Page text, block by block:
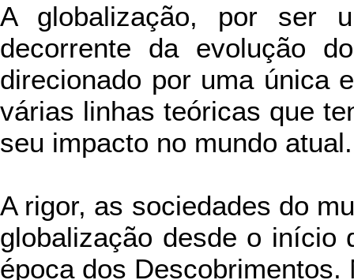
A globalização, por ser
decorrente da evolução
direcionado por uma única
várias linhas teóricas que
seu impacto no mundo atual.
A rigor, as sociedades do
globalização desde o início
época dos